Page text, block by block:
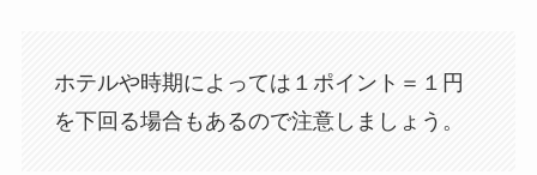
ホテルや時期によっては１ポイント＝１円
を下回る場合もあるので注意しましょう。